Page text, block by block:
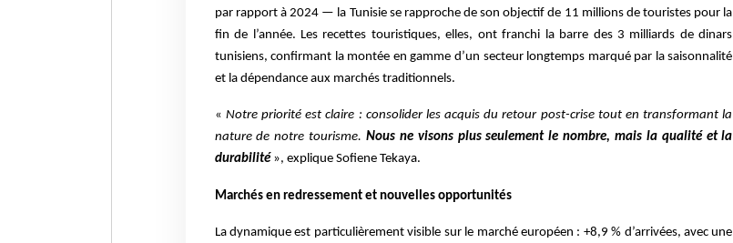
par rapport à 2024 — la Tunisie se rapproche de son objectif de 11 millions de touristes pour la
fin de l’année. Les recettes touristiques, elles, ont franchi la barre des 3 milliards de dinars
tunisiens, confirmant la montée en gamme d’un secteur longtemps marqué par la saisonnalité
et la dépendance aux marchés traditionnels.
« Notre priorité est claire : consolider les acquis du retour post-crise tout en transformant la
nature de notre tourisme.Nous ne visons plus seulement le nombre, mais la qualité et la
durabilité», explique Sofiene Tekaya.
Marchés en redressement et nouvelles opportunités
La dynamique est particulièrement visible sur le marché européen : +8,9 % d’arrivées, avec une